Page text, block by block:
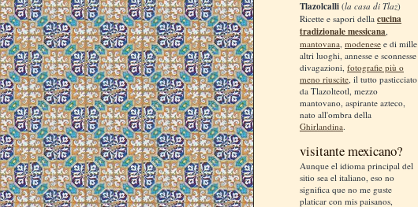
Tlazolcalli (la casa di Tlaz)
Ricette e sapori della cucina
tradizionale messicana
mantovana modenese e di mille
altri luoghi, annesse e sconnesse
divagazioni, fotografie più o
meno riuscite , il tutto pasticciato
da Tlazolteotl, mezzo
mantovano, aspirante azteco,
nato all'ombra della
Ghirlandina.
visitante mexicano?
Aunque el idioma principal del
sitio sea el italiano, eso no
significa que no me guste
platicar con mis paisanos,